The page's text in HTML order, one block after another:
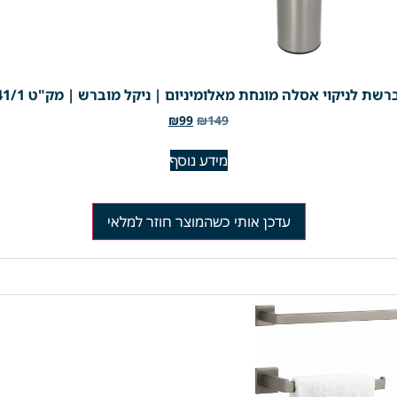
לניקוי אסלה מונחת מאלומיניום | ניקל מוברש | מק"ט 741/1
₪149
₪99
מידע נוסף
עדכן אותי כשהמוצר חוזר למלאי